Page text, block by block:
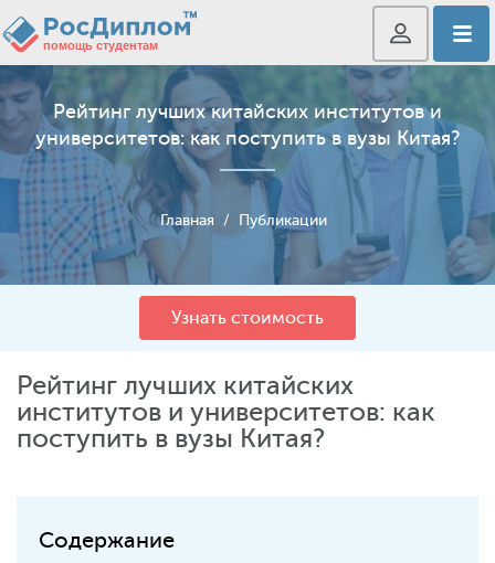
Рейтинг лучших китайских институтов и
университетов: как поступить в вузы Китая?
Главная / Публикации
Узнать стоимость
Рейтинг лучших китайских
институтов и университетов: как
поступить в вузы Китая?
Содержание